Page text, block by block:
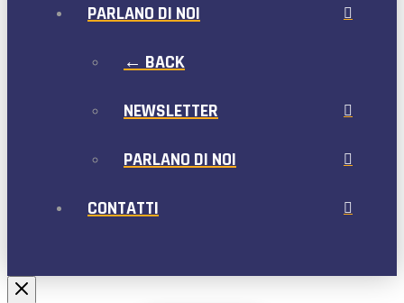
PARLANO DI NOI
← BACK
NEWSLETTER
PARLANO DI NOI
CONTATTI